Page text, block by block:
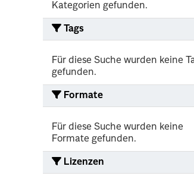
Kategorien gefunden.
Tags
Für diese Suche wurden keine
gefunden.
Formate
Für diese Suche wurden keine
Formate gefunden.
Lizenzen